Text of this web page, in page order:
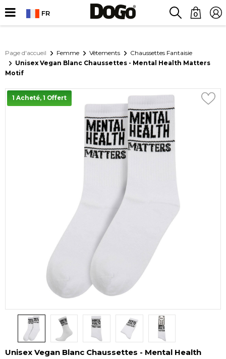
FR 0
Page d'accueil Femme Vêtements
Chaussettes Fantaisie
Unisex Vegan Blanc Chaussettes - Mental Health Matters
Motif
1 Acheté, 1 Offert
Unisex Vegan Blanc Chaussettes - Mental Health